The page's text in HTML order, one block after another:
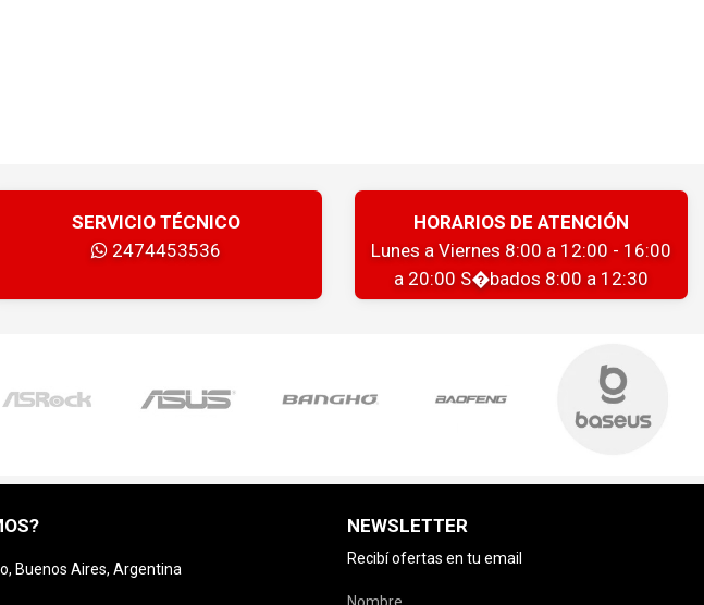
SERVICIO TÉCNICO
2474453536
HORARIOS DE ATENCIÓN
Lunes a Viernes 8:00 a 12:00 - 16:00
a 20:00 S�bados 8:00 a 12:30
Buenos Aires, Argentina
NEWSLETTER
Recibí ofertas en tu email